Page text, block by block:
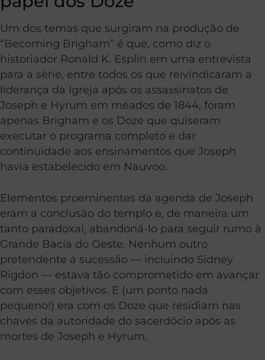
Um dos temas que surgiram na produção de
“Becoming Brigham” é que, como diz o
historiador Ronald K. Esplin em uma entrevista
para a série, entre todos os que reivindicaram a
liderança da Igreja após os assassinatos de
Joseph e Hyrum em meados de 1844, foram
apenas Brigham e os Doze que quiseram
executar o programa completo e dar
continuidade aos ensinamentos que Joseph
havia estabelecido em Nauvoo.
Elementos proeminentes da agenda de Joseph
eram a conclusão do templo e, de maneira um
tanto paradoxal, abandoná-lo para seguir rumo à
Grande Bacia do Oeste. Nenhum outro
pretendente à sucessão — incluindo Sidney
Rigdon — estava tão comprometido em avançar
com esses objetivos. E (um ponto nada
pequeno!) era com os Doze que residiam nas
chaves da autoridade do sacerdócio após as
mortes de Joseph e Hyrum.